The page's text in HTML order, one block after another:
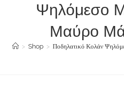
Ψηλόμεσο
Μαύρο
> Shop > Ποδηλατικό Κολάν